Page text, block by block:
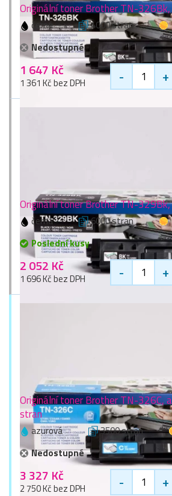
Originální toner Brother TN-
černá 4000 stran
Nedostupné
1 647 Kč
1 361 Kč bez DPH - +
Originální toner Brother TN-
černá 6000 stran
Poslední kusy
2 052 Kč
1 696 Kč bez DPH - +
Originální toner Brother TN-326C,
stran
azurová 3500 stran
Nedostupné
3 327 Kč
2 750 Kč bez DPH - +